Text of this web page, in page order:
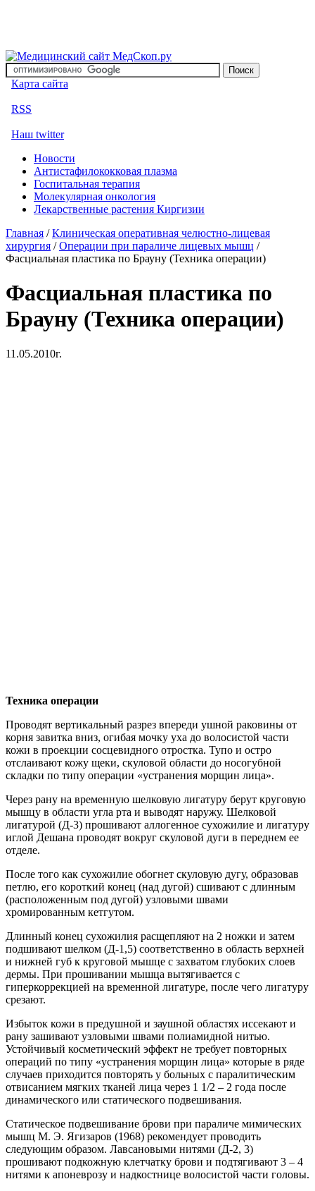
Карта сайта
RSS
Наш twitter
Новости
Антистафилококковая плазма
Госпитальная терапия
Молекулярная онкология
Лекарственные растения Киргизии
Главная /Клиническая оперативная челюстно-лицевая
хирургия /Операции при параличе лицевых мышц /
Фасциальная пластика по Брауну (Техника операции)
Фасциальная пластика по
Брауну (Техника операции)
11.05.2010г.
Техника операции
Проводят вертикальный разрез впереди ушной раковины от
корня завитка вниз, огибая мочку уха до волосистой части
кожи в проекции сосцевидного отростка. Тупо и остро
отслаивают кожу щеки, скуловой области до носогубной
складки по типу операции «устранения морщин лица».
Через рану на временную шелковую лигатуру берут круговую
мышцу в области угла рта и выводят наружу. Шелковой
лигатурой (Д-3) прошивают аллогенное сухожилие и лигатуру
иглой Дешана проводят вокруг скуловой дуги в переднем ее
отделе.
После того как сухожилие обогнет скуловую дугу, образовав
петлю, его короткий конец (над дугой) сшивают с длинным
(расположенным под дугой) узловыми швами
хромированным кетгутом.
Длинный конец сухожилия расщепляют на 2 ножки и затем
подшивают шелком (Д-1,5) соответственно в область верхней
и нижней губ к круговой мышце с захватом глубоких слоев
дермы. При прошивании мышца вытягивается с
гиперкоррекцией на временной лигатуре, после чего лигатуру
срезают.
Избыток кожи в предушной и заушной областях иссекают и
рану зашивают узловыми швами полиамидной нитью.
Устойчивый косметический эффект не требует повторных
операций по типу «устранения морщин лица» которые в ряде
случаев приходится повторять у больных с паралитическим
отвисанием мягких тканей лица через 1 1/2 – 2 года после
динамического или статического подвешивания.
Статическое подвешивание брови при параличе мимических
мышц М. Э. Ягизаров (1968) рекомендует проводить
следующим образом. Лавсановыми нитями (Д-2, 3)
прошивают подкожную клетчатку брови и подтягивают 3 – 4
нитями к апоневрозу и надкостнице волосистой части головы.